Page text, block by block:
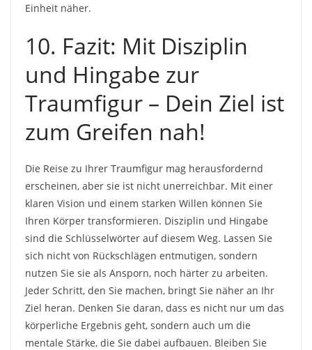
Einheit näher.
10. Fazit: Mit Disziplin
und Hingabe zur
Traumfigur – Dein Ziel ist
zum Greifen nah!
Die Reise zu Ihrer Traumfigur mag herausfordernd
erscheinen, aber sie ist nicht unerreichbar. Mit einer
klaren Vision und einem starken Willen können Sie
Ihren Körper transformieren. Disziplin und Hingabe
sind die Schlüsselwörter auf diesem Weg. Lassen Sie
sich nicht von Rückschlägen entmutigen, sondern
nutzen Sie sie als Ansporn, noch härter zu arbeiten.
Jeder Schritt, den Sie machen, bringt Sie näher an Ihr
Ziel heran. Denken Sie daran, dass es nicht nur um das
körperliche Ergebnis geht, sondern auch um die
mentale Stärke, die Sie dabei aufbauen. Bleiben Sie